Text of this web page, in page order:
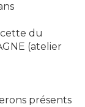
du
(atelier
présents